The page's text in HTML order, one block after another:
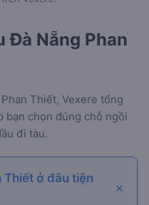
Đà Nẵng Phan
Thiết, Vexere tổng
bạn chọn đúng chỗ ngồi
đi tàu.
Thiết ở đâu tiện